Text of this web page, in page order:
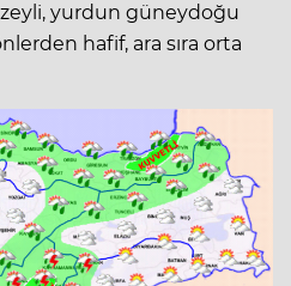
yurdun güneydoğu
hafif, ara sıra orta